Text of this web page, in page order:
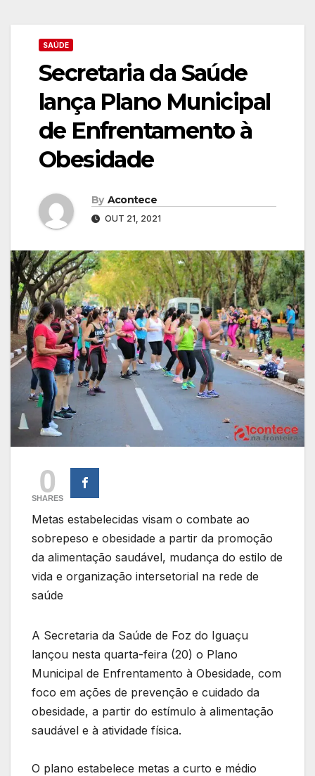
SAÚDE
Secretaria da Saúde
lança Plano Municipal
de Enfrentamento à
Obesidade
By Acontece
OUT 21, 2021
0
SHARES
Metas estabelecidas visam o combate ao
sobrepeso e obesidade a partir da promoção
da alimentação saudável, mudança do estilo de
vida e organização intersetorial na rede de
saúde
A Secretaria da Saúde de Foz do Iguaçu
lançou nesta quarta-feira (20) o Plano
Municipal de Enfrentamento à Obesidade, com
foco em ações de prevenção e cuidado da
obesidade, a partir do estímulo à alimentação
saudável e à atividade física.
O plano estabelece metas a curto e médio